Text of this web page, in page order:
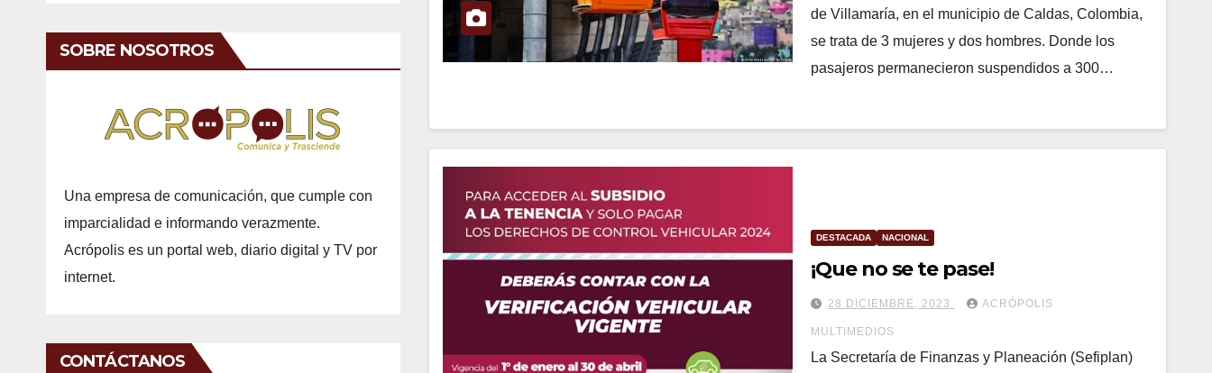
SOBRE NOSOTROS
Una empresa de comunicación, que cumple con
imparcialidad e informando verazmente.
Acrópolis es un portal web, diario digital y TV por
internet.
CONTÁCTANOS
de Villamaría, en el municipio de Caldas, Colombia,
se trata de 3 mujeres y dos hombres. Donde los
pasajeros permanecieron suspendidos a 300…
DESTACADA NACIONAL
¡Que no se te pase!
28 DICIEMBRE, 2023 ACRÓPOLIS
MULTIMEDIOS
La Secretaría de Finanzas y Planeación (Sefiplan)